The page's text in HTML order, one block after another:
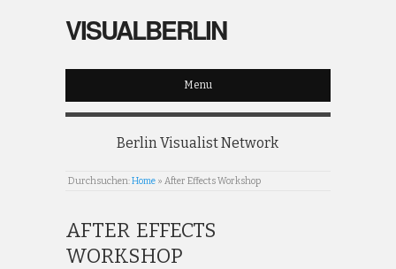
VISUALBERLIN
Menu
Berlin Visualist Network
Durchsuchen:Home » After Effects Workshop
AFTER EFFECTS
WORKSHOP